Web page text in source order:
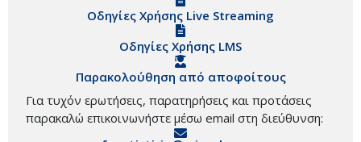
Οδηγίες Χρήσης Live Streaming
Οδηγίες Χρήσης LMS
Παρακολούθηση από αποφοίτους
Για τυχόν ερωτήσεις, παρατηρήσεις και προτάσεις
παρακαλώ επικοινωνήστε μέσω email στη διεύθυνση: